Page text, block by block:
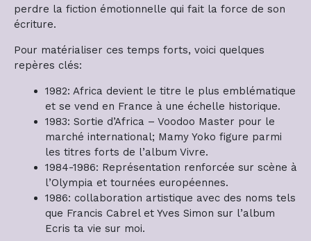
perdre la fiction émotionnelle qui fait la force de son
écriture.
Pour matérialiser ces temps forts, voici quelques
repères clés:
1982: Africa devient le titre le plus emblématique
et se vend en France à une échelle historique.
1983: Sortie d’Africa – Voodoo Master pour le
marché international; Mamy Yoko figure parmi
les titres forts de l’album Vivre.
1984-1986: Représentation renforcée sur scène à
l’Olympia et tournées européennes.
1986: collaboration artistique avec des noms tels
que Francis Cabrel et Yves Simon sur l’album
Ecris ta vie sur moi.